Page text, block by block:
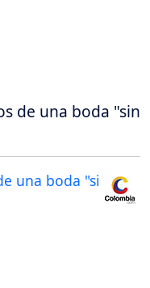
de una boda "sin